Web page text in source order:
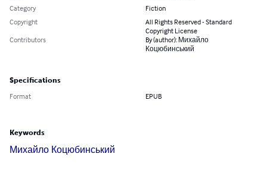
Category
Fiction
Copyright
All Rights Reserved - Standard
Copyright License
Contributors
By (author): Михайло
Коцюбинський
Specifications
Format EPUB
Keywords
Михайло Коцюбинський